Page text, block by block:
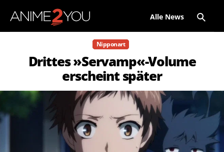
Alle News
Nipponart
Drittes »Servamp«-Volume
erscheint später